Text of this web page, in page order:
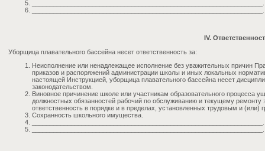
IV.
Уборщица плавательного бассейна нeceт ответственность за:
Неисполнение или ненадлежащее исполнение без уважительных причин
приказов и распоряжений администрации школы и иных локальных
настоящей Инструкцией, уборщица плавательного бассейна несет
законодательством.
Виновное причинение школе или участникам образовательного процесса
должностных обязанностей рабочий по обслуживанию и текущему
ответственность в порядке и в пределах, установленных трудовым и (или)
Сохранность школьного имущества.